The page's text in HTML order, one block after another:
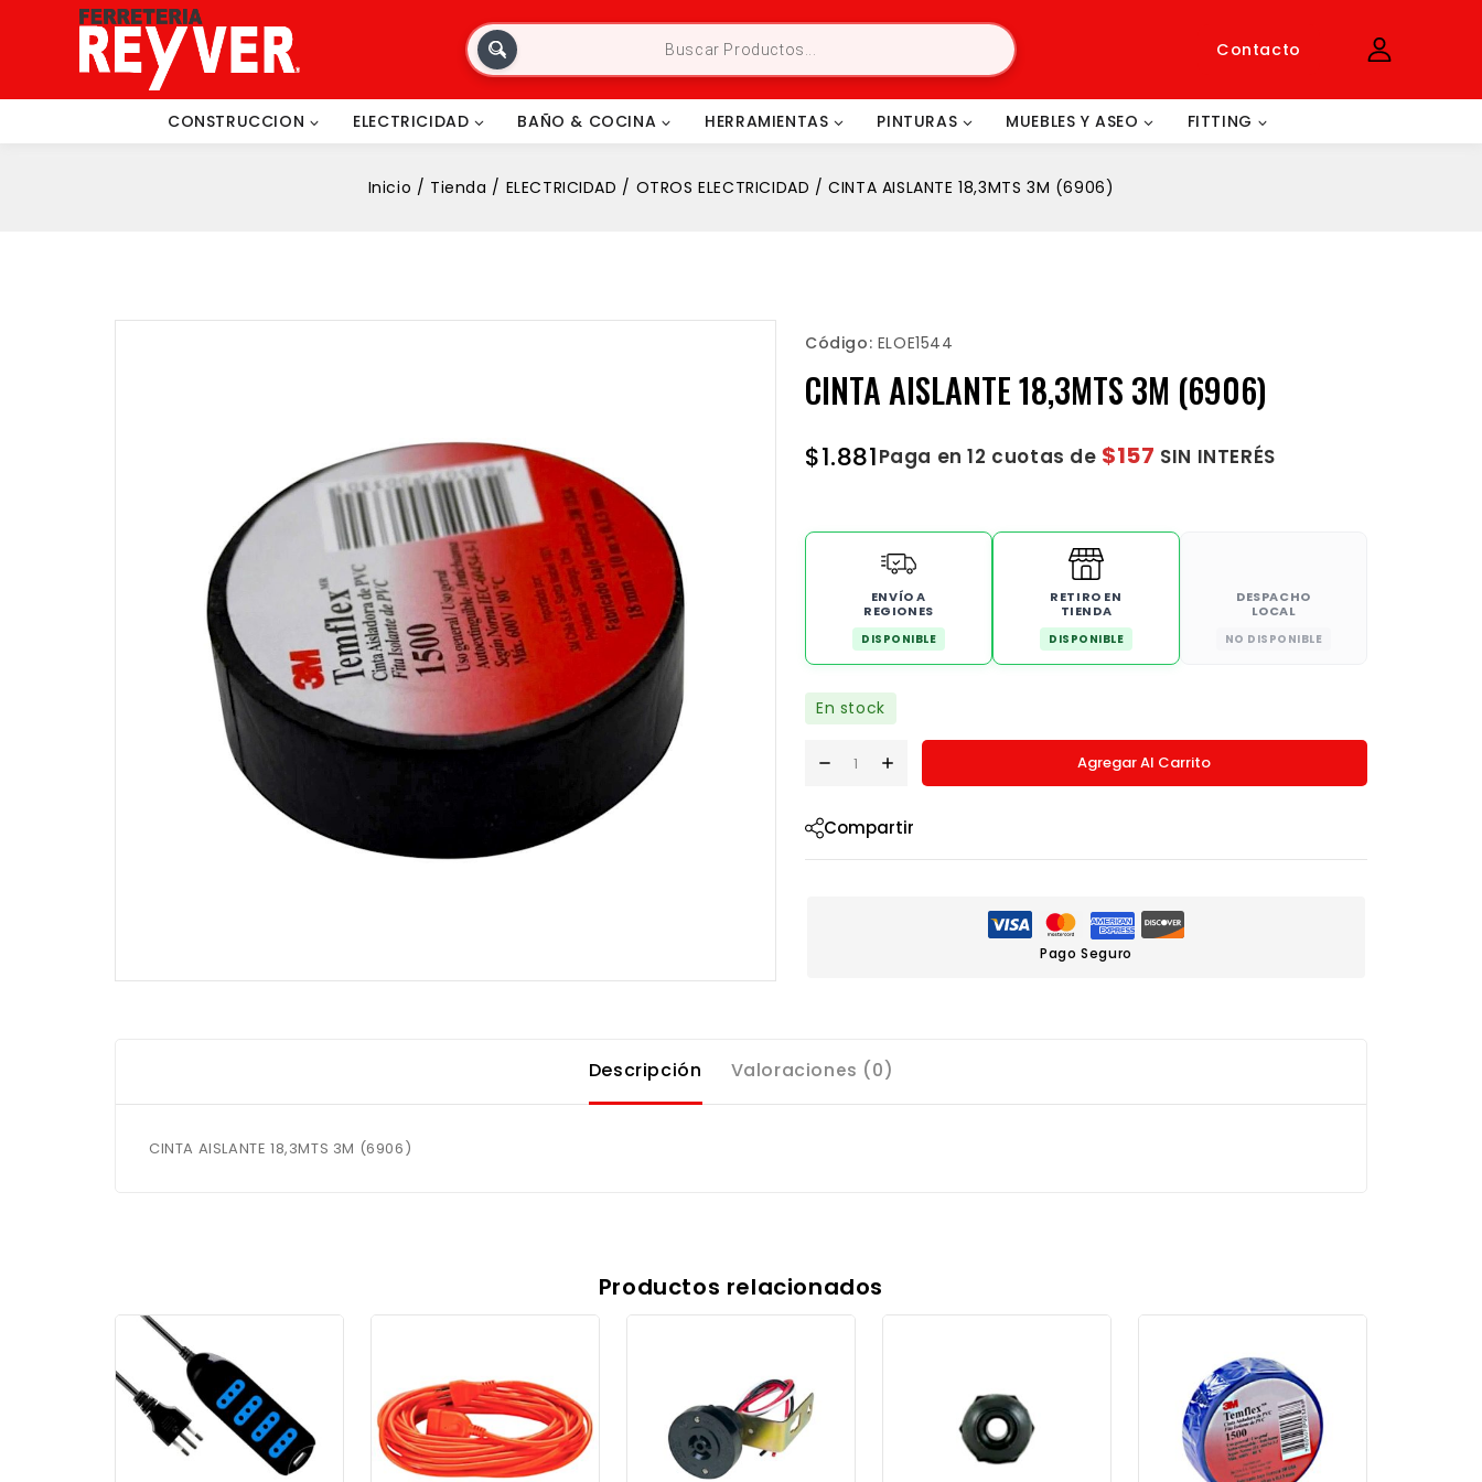
Contacto
CONSTRUCCION ELECTRICIDAD BAÑO & COCINA HERRAMIENTAS PINTURAS MUEBLES Y ASEO FITTING
Inicio / Tienda / ELECTRICIDAD / OTROS ELECTRICIDAD / CINTA AISLANTE 18,3MTS 3M (6906)
Código: ELOE1544
CINTA AISLANTE 18,3MTS 3M (6906)
$1.881Paga en 12 cuotas de $157 SIN INTERÉS
ENVÍO A
REGIONES
DISPONIBLE
RETIRO EN
TIENDA
DISPONIBLE
DESPACHO
LOCAL
NO DISPONIBLE
En stock
Agregar Al Carrito
Compartir
Pago Seguro
Descripción Valoraciones (0)
CINTA AISLANTE 18,3MTS 3M (6906)
Productos relacionados